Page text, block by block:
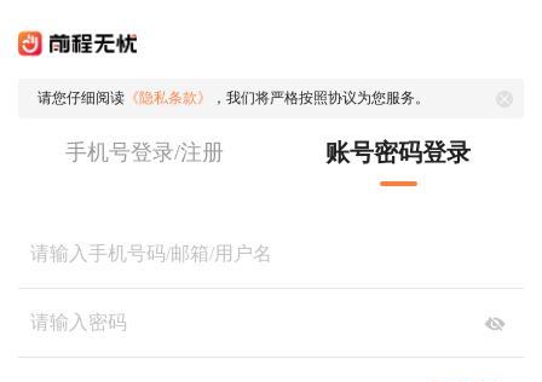
请您仔细阅读 《隐私条款》 ，我们将严格按照协议为您服务。
手机号登录/注册 账号密码登录